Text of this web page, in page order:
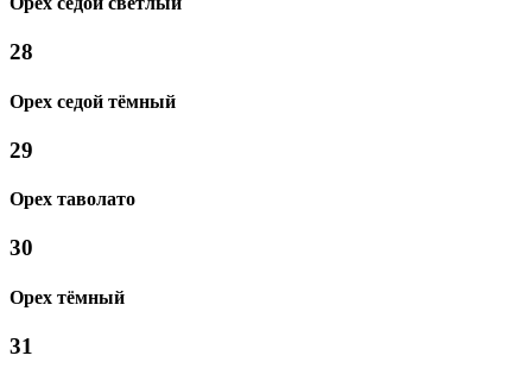
28
Орех седой тёмный
29
Орех таволато
30
Орех тёмный
31